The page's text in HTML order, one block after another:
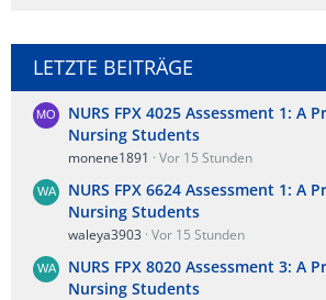
LETZTE BEITRÄGE
NURS FPX 4025 Assessment 1: A
Nursing Students
monene1891 Vor 15 Stunden
NURS FPX 6624 Assessment 1: A
Nursing Students
waleya3903 Vor 15 Stunden
NURS FPX 8020 Assessment 3: A
Nursing Students